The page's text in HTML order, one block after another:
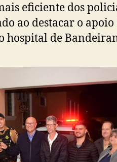
eficiente dos
ao destacar o apoio
hospital de